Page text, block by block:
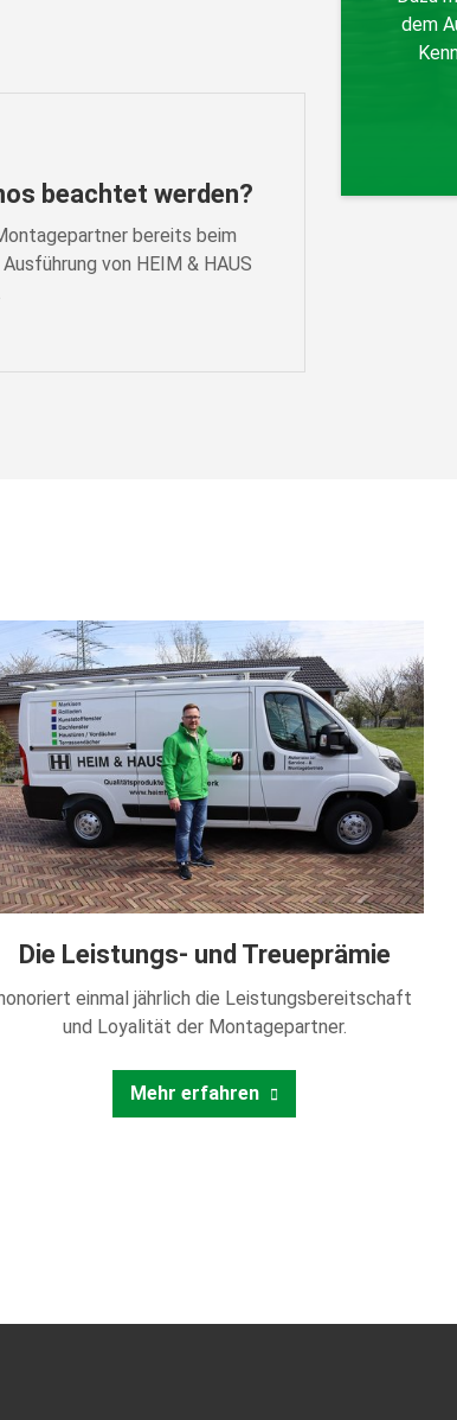
beachtet werden?
bereits beim
von HEIM & HAUS
dem
Die Leistungs- und Treueprämie
einmal jährlich die Leistungsbereitschaft
und Loyalität der Montagepartner.
Mehr erfahren